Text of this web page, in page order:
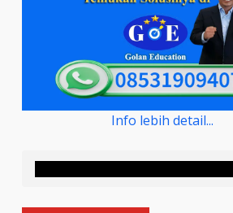
Info lebih detail...